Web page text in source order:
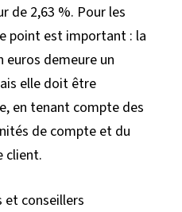
de 2,63 %. Pour les
point est important : la
demeure un
elle doit être
en tenant compte des
de compte et du
client.
et conseillers